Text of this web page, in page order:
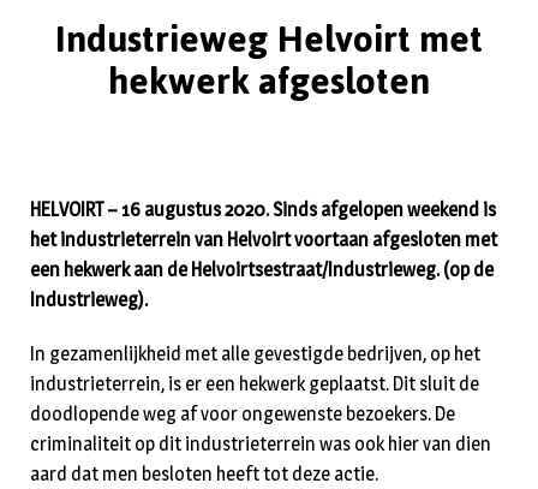
Industrieweg Helvoirt met
hekwerk afgesloten
HELVOIRT – 16 augustus 2020. Sinds afgelopen weekend is
het industrieterrein van Helvoirt voortaan afgesloten met
een hekwerk aan de Helvoirtsestraat/Industrieweg. (op de
Industrieweg).
In gezamenlijkheid met alle gevestigde bedrijven, op het
industrieterrein, is er een hekwerk geplaatst. Dit sluit de
doodlopende weg af voor ongewenste bezoekers. De
criminaliteit op dit industrieterrein was ook hier van dien
aard dat men besloten heeft tot deze actie.